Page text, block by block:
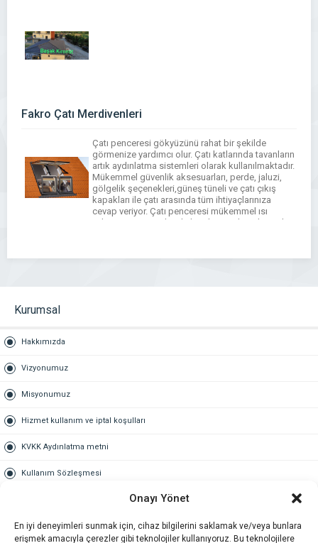
Onayı Yönet
En iyi deneyimleri sunmak için, cihaz bilgilerini saklamak ve/veya bunlara
erişmek amacıyla çerezler gibi teknolojiler kullanıyoruz. Bu teknolojilere
Fakro Çatı Merdivenleri
Çatı penceresi gökyüzünü rahat bir şekilde
görmenize yardımcı olur. Çatı katlarında tavanların
artık aydınlatma sistemleri olarak kullanılmaktadır.
Mükemmel güvenlik aksesuarları, perde, jaluzi,
gölgelik şeçenekleri,güneş tüneli ve çatı çıkış
kapakları ile çatı arasında tüm ihtiyaçlarınıza
cevap veriyor. Çatı penceresi mükemmel ısı
yalıtımı parametreleri ile karakterize bir şık modern
Kurumsal
Hakkımızda
Vizyonumuz
Misyonumuz
Hizmet kullanım ve iptal koşulları
KVKK Aydınlatma metni
Kullanım Sözleşmesi
Gold üyelik nedir